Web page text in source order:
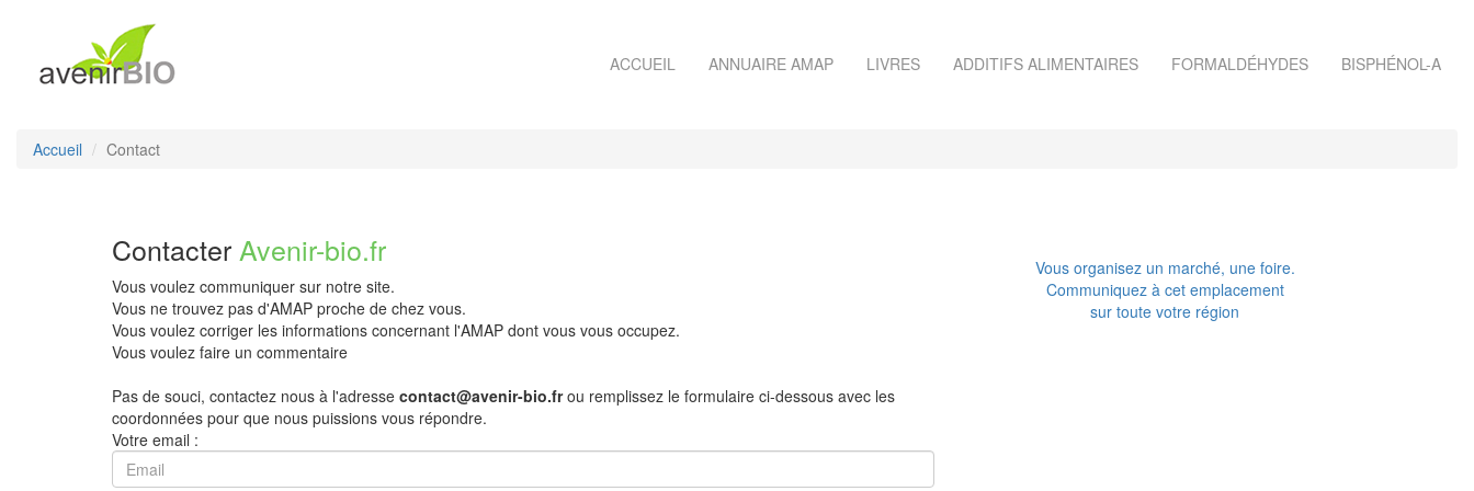
ACCUEIL ANNUAIRE AMAP LIVRES ADDITIFS ALIMENTAIRES FORMALDÉHYDES BISPHÉNOL-A
Accueil Contact
Contacter Avenir-bio.fr
Vous voulez communiquer sur notre site.
Vous ne trouvez pas d'AMAP proche de chez vous.
Vous voulez corriger les informations concernant l'AMAP dont vous vous occupez.
Vous voulez faire un commentaire
Pas de souci, contactez nous à l'adresse contact@avenir-bio.frou remplissez le formulaire ci-dessous avec les
coordonnées pour que nous puissions vous répondre.
Votre email :
Vous organisez un marché, une foire.
Communiquez à cet emplacement
sur toute votre région